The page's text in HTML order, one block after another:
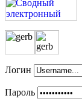
Логин
Пароль